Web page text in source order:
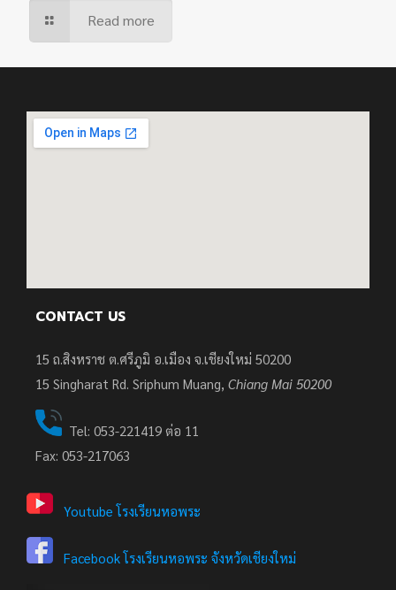
Read more
CONTACT US
15 ถ.สิงหราช ต.ศรีภูมิ อ.เมือง จ.เชียงใหม่ 50200
15 Singharat Rd. Sriphum Muang, Chiang Mai 50200
Tel: 053-221419 ต่อ 11
Fax: 053-217063
Youtube โรงเรียนหอพระ
Facebook โรงเรียนหอพระ จังหวัดเชียงใหม่